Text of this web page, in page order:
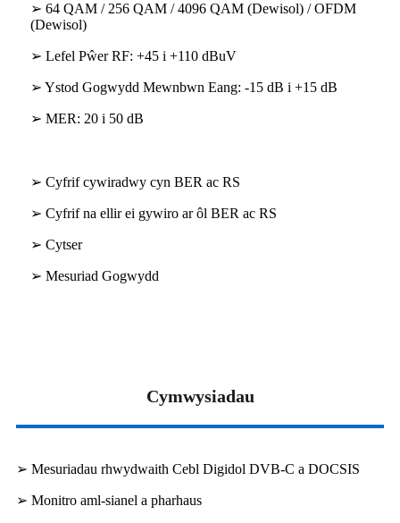
➢ 64 QAM / 256 QAM / 4096 QAM (Dewisol) / OFDM
(Dewisol)
➢ Lefel Pŵer RF: +45 i +110 dBuV
➢ Ystod Gogwydd Mewnbwn Eang: -15 dB i +15 dB
➢ MER: 20 i 50 dB
➢ Cyfrif cywiradwy cyn BER ac RS
➢ Cyfrif na ellir ei gywiro ar ôl BER ac RS
➢ Cytser
➢ Mesuriad Gogwydd
Cymwysiadau
➢ Mesuriadau rhwydwaith Cebl Digidol DVB-C a DOCSIS
➢ Monitro aml-sianel a pharhaus